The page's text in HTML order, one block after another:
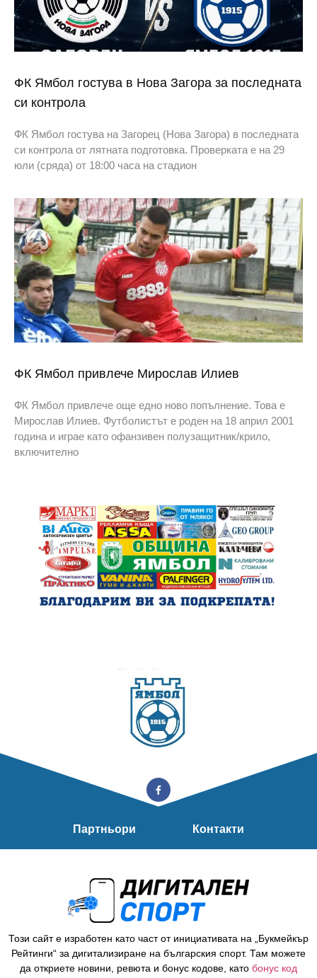
ФК Ямбол гостува в Нова Загора за последната
си контрола
ФК Ямбол гостува на Загорец (Нова Загора) в последната
си контрола от лятната подготовка. Проверката е на 29
юли (сряда) от 18:00 часа на стадион
ФК Ямбол привлече Мирослав Илиев
ФК Ямбол привлече още едно ново попълнение. Това е
Мирослав Илиев. Футболистът е роден на 18 април 2001
година и играе като офанзивен полузащитник/крило,
включително
Партньори Контакти
Този сайт е изработен като част от инициативата на „Букмейкър
Рейтинги“ за дигитализиране на българския спорт. Там можете
да откриете новини, ревюта и бонус кодове, като бонус код